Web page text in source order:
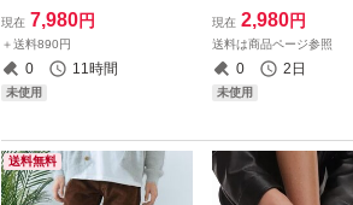
V8 定価14300円 28cm ホワ
イト/ブルー 白 青 AIR FORC
E 1 ’07 LV8 スニーカー AF1
現在 7,980円
＋送料890円
0 11時間
未使用
イマクール ロングス
シャツ Mサイズ 定価
ホワイト 白 長袖 トレ
レイルランニング
現在 2,980円
送料は商品ページ参照
0 2日
未使用
送料無料